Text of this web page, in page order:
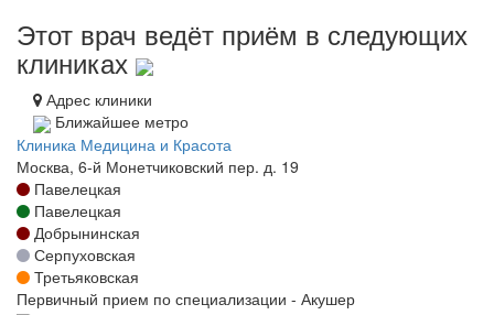
Этот врач ведёт приём в следующих
клиниках
Адрес клиники
Ближайшее метро
Клиника Медицина и Красота
Москва, 6-й Монетчиковский пер. д. 19
Павелецкая
Павелецкая
Добрынинская
Серпуховская
Третьяковская
Первичный прием по специализации - Акушер